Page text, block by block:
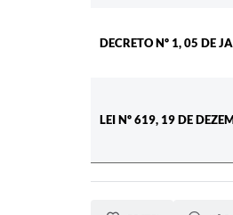
DECRETO Nº 1, 05 DE
LEI Nº 619, 19 DE